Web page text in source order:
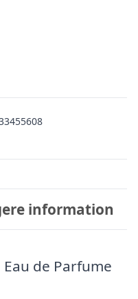
198,95.
information
de Parfume